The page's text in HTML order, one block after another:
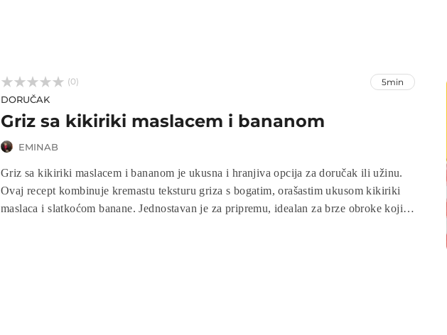


 (0) 5min
DORUČAK
Griz sa kikiriki maslacem i bananom
EMINAB
Griz sa kikiriki maslacem i bananom je ukusna i hranjiva opcija za doručak ili užinu.
Ovaj recept kombinuje kremastu teksturu griza s bogatim, orašastim ukusom kikiriki
maslaca i slatkoćom banane. Jednostavan je za pripremu, idealan za brze obroke koji